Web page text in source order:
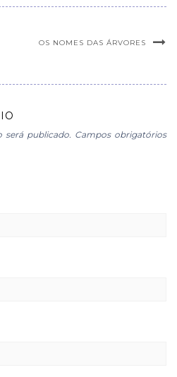
OS NOMES DAS ÁRVORES
será publicado. Campos obrigatórios